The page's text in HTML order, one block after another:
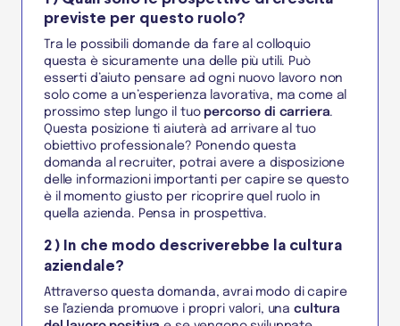
previste per questo ruolo?
Tra le possibili domande da fare al colloquio
questa è sicuramente una delle più utili. Può
esserti d’aiuto pensare ad ogni nuovo lavoro non
solo come a un’esperienza lavorativa, ma come al
prossimo step lungo il tuo percorso di carriera.
Questa posizione ti aiuterà ad arrivare al tuo
obiettivo professionale? Ponendo questa
domanda al recruiter, potrai avere a disposizione
delle informazioni importanti per capire se questo
è il momento giusto per ricoprire quel ruolo in
quella azienda. Pensa in prospettiva.
2 ) In che modo descriverebbe la cultura
aziendale?
Attraverso questa domanda, avrai modo di capire
se l’azienda promuove i propri valori, una cultura